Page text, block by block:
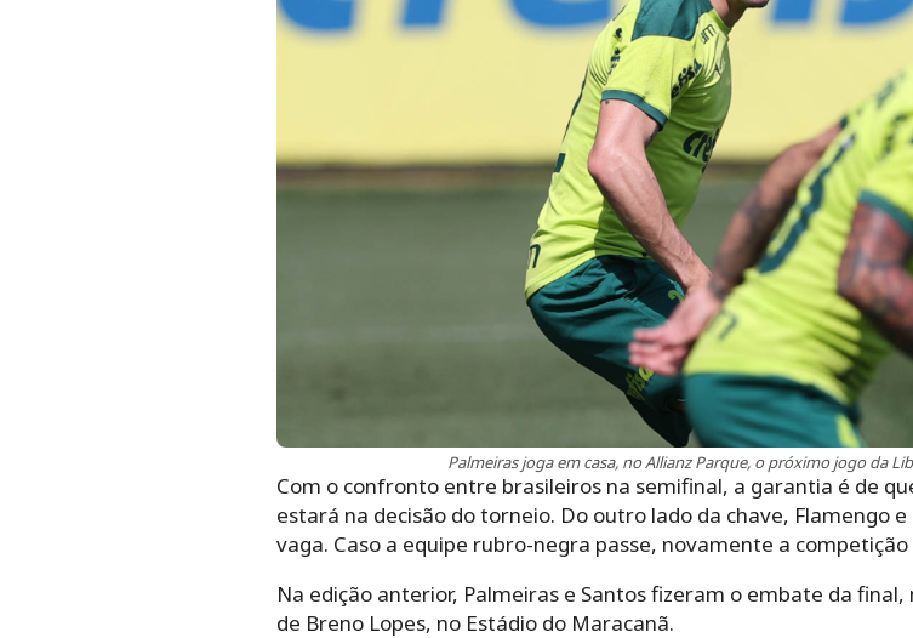
Palmeiras joga em casa, no Allianz Parque, o próximo jogo da
Com o confronto entre brasileiros na semifinal, a garantia é de
estará na decisão do torneio. Do outro lado da chave, Flamengo
vaga. Caso a equipe rubro-negra passe, novamente a
Na edição anterior, Palmeiras e Santos fizeram o embate da
de Breno Lopes, no Estádio do Maracanã.